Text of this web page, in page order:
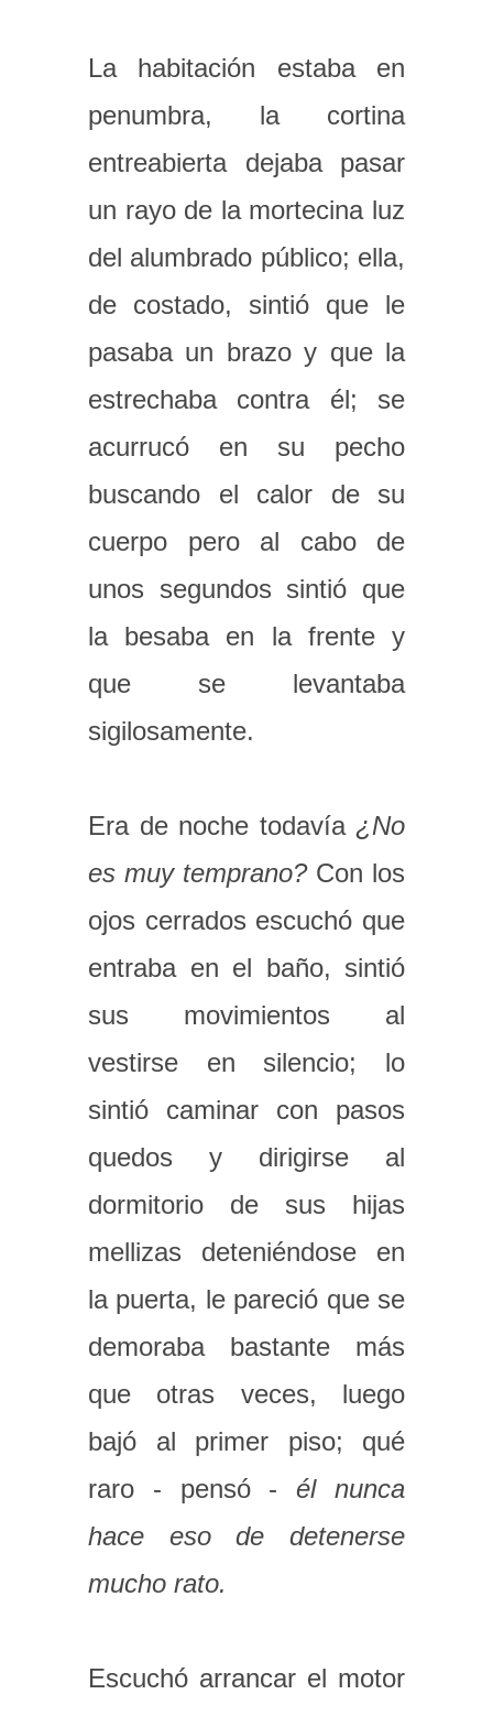
La habitación estaba en
penumbra, la cortina
entreabierta dejaba pasar
un rayo de la mortecina luz
del alumbrado público; ella,
de costado, sintió que le
pasaba un brazo y que la
estrechaba contra él; se
acurrucó en su pecho
buscando el calor de su
cuerpo pero al cabo de
unos segundos sintió que
la besaba en la frente y
que se levantaba
sigilosamente.
Era de noche todavía ¿No
es muy temprano?Con los
ojos cerrados escuchó que
entraba en el baño, sintió
sus movimientos al
vestirse en silencio; lo
sintió caminar con pasos
quedos y dirigirse al
dormitorio de sus hijas
mellizas deteniéndose en
la puerta, le pareció que se
demoraba bastante más
que otras veces, luego
bajó al primer piso; qué
raro - pensó -él nunca
hace eso de detenerse
mucho rato.
Escuchó arrancar el motor